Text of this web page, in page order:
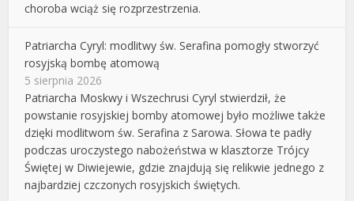
choroba wciąż się rozprzestrzenia.
Patriarcha Cyryl: modlitwy św. Serafina pomogły stworzyć
rosyjską bombę atomową
5 sierpnia 2026
Patriarcha Moskwy i Wszechrusi Cyryl stwierdził, że
powstanie rosyjskiej bomby atomowej było możliwe także
dzięki modlitwom św. Serafina z Sarowa. Słowa te padły
podczas uroczystego nabożeństwa w klasztorze Trójcy
Świętej w Diwiejewie, gdzie znajdują się relikwie jednego z
najbardziej czczonych rosyjskich świętych.